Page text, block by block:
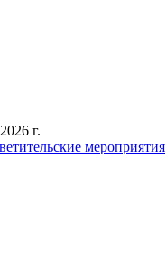
г.
мероприятия